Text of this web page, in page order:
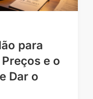
para
e o
Dar o